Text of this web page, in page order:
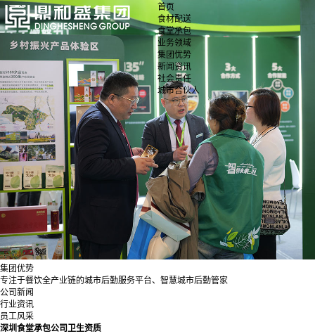
首页
食材配送
食堂承包
业务领域
集团优势
新闻资讯
社会责任
城市合伙人
集团优势
专注于餐饮全产业链的城市后勤服务平台、智慧城市后勤管家
公司新闻
行业资讯
员工风采
深圳食堂承包公司卫生资质